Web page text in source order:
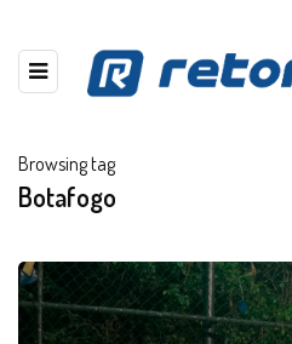
Browsing tag
Botafogo